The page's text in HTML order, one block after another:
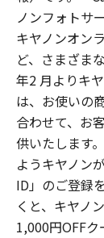
ノンフォトサ
キヤノンオン
ど、さまざま
年2 月よりキ
は、お使いの
合わせて、お
供いたします
ようキヤノン
ID」のご登録
くと、キヤノ
1,000円OFFク